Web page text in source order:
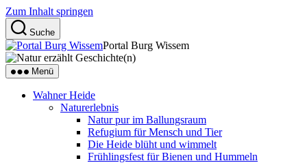
Zum Inhalt springen
Suche
Portal Burg Wissem
Menü
Wahner Heide
Naturerlebnis
Natur pur im Ballungsraum
Refugium für Mensch und Tier
Die Heide blüht und wimmelt
Frühlingsfest für Bienen und Hummeln